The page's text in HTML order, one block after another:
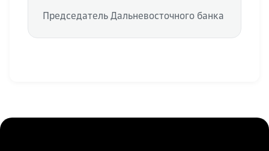
Председатель Дальневосточного банка